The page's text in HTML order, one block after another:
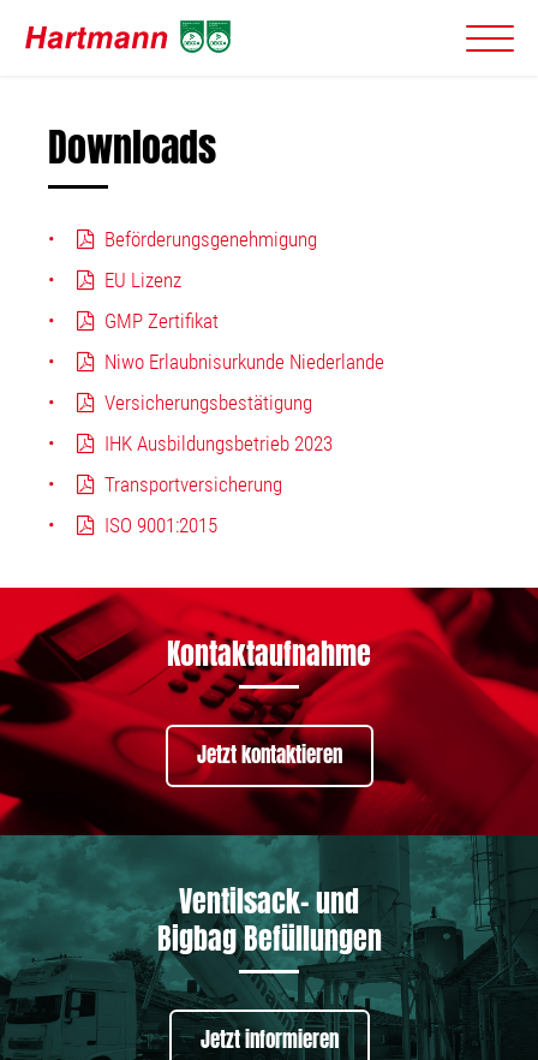
Downloads
Beförderungsgenehmigung
EU Lizenz
GMP Zertifikat
Niwo Erlaubnisurkunde Niederlande
Versicherungsbestätigung
IHK Ausbildungsbetrieb 2023
Transportversicherung
ISO 9001:2015
Kontaktaufnahme
Jetzt kontaktieren
Ventilsack- und
Bigbag Befüllungen
Jetzt informieren